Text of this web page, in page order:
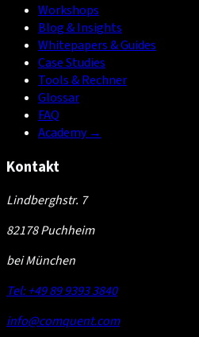
Workshops
Blog & Insights
Whitepapers & Guides
Case Studies
Tools & Rechner
Glossar
FAQ
Academy→
Kontakt
Lindberghstr. 7
82178 Puchheim
bei München
Tel: +49 89 9393 3840
info@comquent.com